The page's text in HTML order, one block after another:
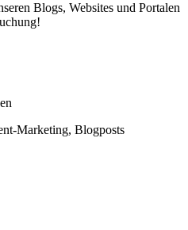
Blogs, Websites und Portalen
Marketing, Blogposts